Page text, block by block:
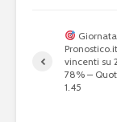
vincenti su
78% –
1.45